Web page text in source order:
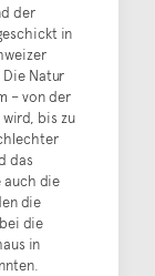
der
in
Natur
– von der
bis zu
das
auch die
die
die
in